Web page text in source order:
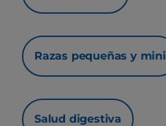
Razas pequeñas y mini
Salud digestiva